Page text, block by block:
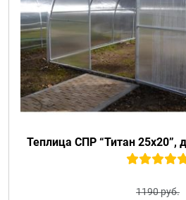
Теплица СПР “Титан 25х20”,
1190 руб.